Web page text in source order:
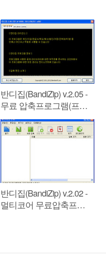
반디집(BandiZip) v.2.05 -
무료 압축프로그램(프리
웨어)/압축해제
반디집(BandiZip) v.2.02 -
멀티코어 무료압축프로